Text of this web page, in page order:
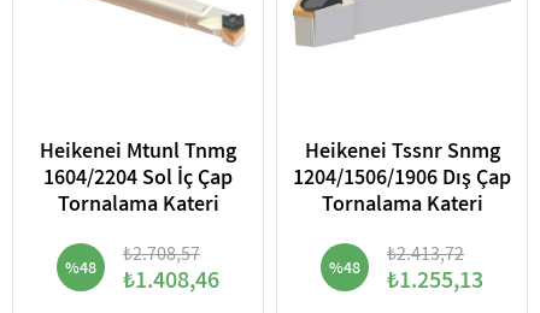
Heikenei Mtunl Tnmg
1604/2204 Sol İç Çap
Tornalama Kateri
%48 ₺2.708,57
₺1.408,46
Heikenei Tssnr Snmg
1204/1506/1906 Dış Çap
Tornalama Kateri
%48 ₺2.413,72
₺1.255,13